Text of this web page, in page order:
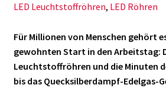
LED Leuchtstoffröhren, LED Röhren
Für Millionen von Menschen gehört
gewohnten Start in den Arbeitstag:
Leuchtstoffröhren und die Minuten
bis das Quecksilberdampf-Edelgas-